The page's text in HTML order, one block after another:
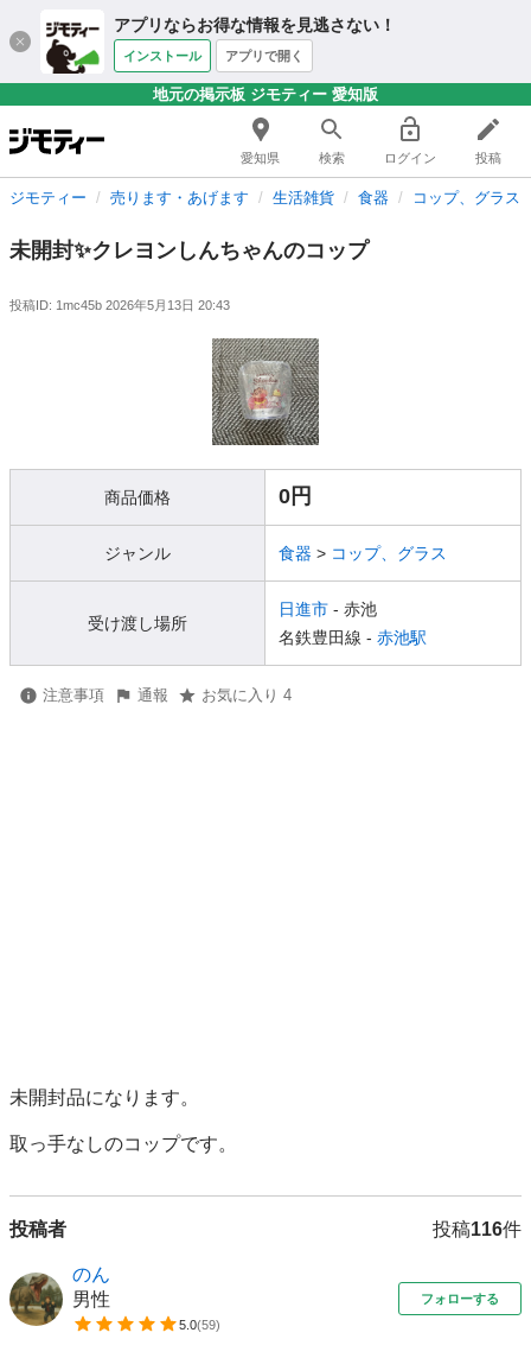
アプリならお得な情報を見逃さない！
インストール アプリで開く
地元の掲示板 ジモティー 愛知版
愛知県 検索 ログイン 投稿
ジモティー 売ります・あげます 生活雑貨 食器 コップ、グラス
未開封✨️クレヨンしんちゃんのコップ
投稿ID: 1mc45b 2026年5月13日 20:43
商品価格 0円
ジャンル 食器 > コップ、グラス
受け渡し場所
日進市 - 赤池
名鉄豊田線 - 赤池駅
注意事項 通報 お気に入り 4
未開封品になります。
取っ手なしのコップです。
投稿者 投稿116件
のん
男性
5.0(59)
フォローする